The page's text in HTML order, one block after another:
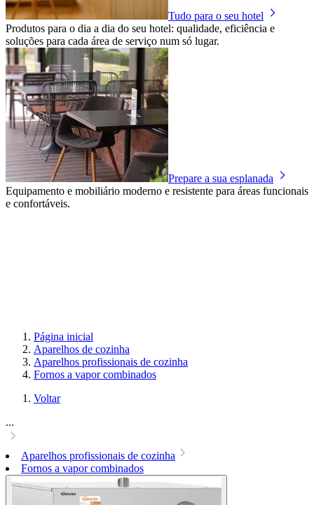
Tudo para o seu hotel
Produtos para o dia a dia do seu hotel: qualidade, eficiência e
soluções para cada área de serviço num só lugar.
Prepare a sua esplanada
Equipamento e mobiliário moderno e resistente para áreas funcionais
e confortáveis.
Página inicial
Aparelhos de cozinha
Aparelhos profissionais de cozinha
Fornos a vapor combinados
Voltar
...
Aparelhos profissionais de cozinha
Fornos a vapor combinados